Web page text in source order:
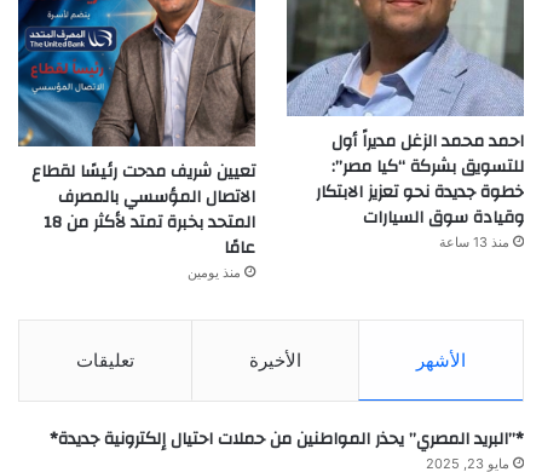
احمد محمد الزغل مديراً أول
للتسويق بشركة “كيا مصر”:
خطوة جديدة نحو تعزيز الابتكار
وقيادة سوق السيارات
منذ 13 ساعة
تعيين شريف مدحت رئيسًا لقطاع
الاتصال المؤسسي بالمصرف
المتحد بخبرة تمتد لأكثر من 18
عامًا
منذ يومين
الأشهر الأخيرة تعليقات
*”البريد المصري” يحذر المواطنين من حملات احتيال إلكترونية جديدة*
مايو 23, 2025